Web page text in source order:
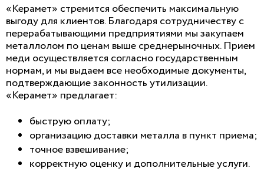
«Керамет» стремится обеспечить максимальную
выгоду для клиентов. Благодаря сотрудничеству с
перерабатывающими предприятиями мы закупаем
металлолом по ценам выше среднерыночных. Прием
меди осуществляется согласно государственным
нормам, и мы выдаем все необходимые документы,
подтверждающие законность утилизации.
«Керамет» предлагает:
быструю оплату;
организацию доставки металла в пункт приема;
точное взвешивание;
корректную оценку и дополнительные услуги.